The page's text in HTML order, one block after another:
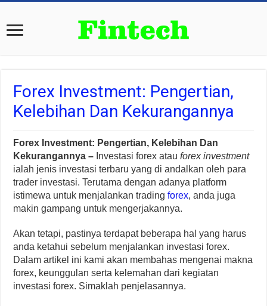
Forex Investment: Pengertian,
Kelebihan Dan Kekurangannya
Forex Investment: Pengertian, Kelebihan Dan
Kekurangannya – Investasi forex atauforex investment
ialah jenis investasi terbaru yang di andalkan oleh para
trader investasi. Terutama dengan adanya platform
istimewa untuk menjalankan tradingforex, anda juga
makin gampang untuk mengerjakannya.
Akan tetapi, pastinya terdapat beberapa hal yang harus
anda ketahui sebelum menjalankan investasi forex.
Dalam artikel ini kami akan membahas mengenai makna
forex, keunggulan serta kelemahan dari kegiatan
investasi forex. Simaklah penjelasannya.